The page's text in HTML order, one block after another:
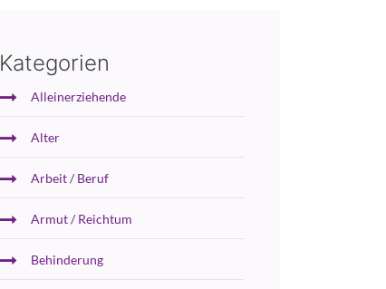
Kategorien
Alleinerziehende
Alter
Arbeit / Beruf
Armut / Reichtum
Behinderung